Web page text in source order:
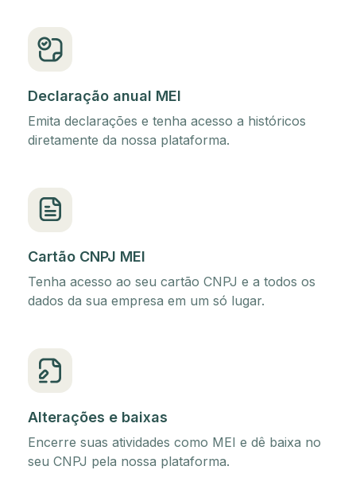
Declaração anual MEI
Emita declarações e tenha acesso a históricos
diretamente da nossa plataforma.
Cartão CNPJ MEI
Tenha acesso ao seu cartão CNPJ e a todos os
dados da sua empresa em um só lugar.
Alterações e baixas
Encerre suas atividades como MEI e dê baixa no
seu CNPJ pela nossa plataforma.